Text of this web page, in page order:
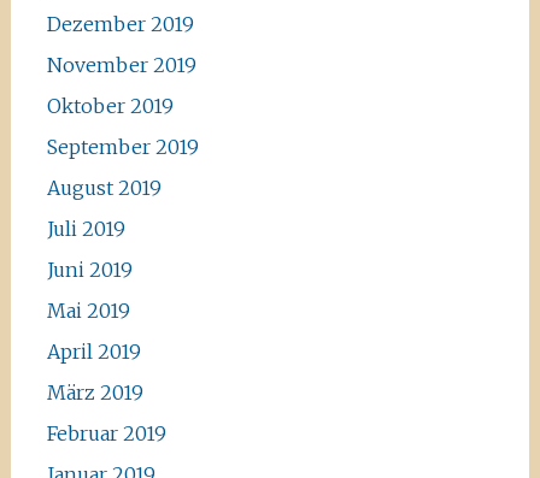
Dezember 2019
November 2019
Oktober 2019
September 2019
August 2019
Juli 2019
Juni 2019
Mai 2019
April 2019
März 2019
Februar 2019